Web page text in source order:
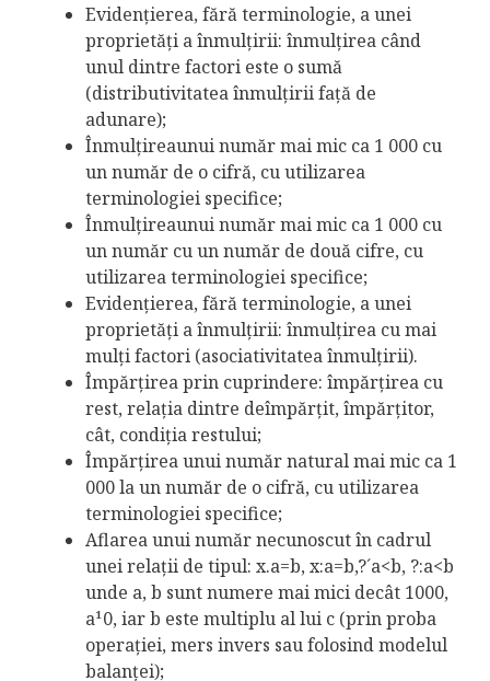
Evidenţierea, fără terminologie, a unei
proprietăţi a înmulţirii: înmulţirea când
unul dintre factori este o sumă
(distributivitatea înmulţirii faţă de
adunare);
Înmulţireaunui număr mai mic ca 1 000 cu
un număr de o cifră, cu utilizarea
terminologiei specifice;
Înmulţireaunui număr mai mic ca 1 000 cu
un număr cu un număr de două cifre, cu
utilizarea terminologiei specifice;
Evidenţierea, fără terminologie, a unei
proprietăţi a înmulţirii: înmulţirea cu mai
mulţi factori (asociativitatea înmulţirii).
Împărţirea prin cuprindere: împărţirea cu
rest, relaţia dintre deîmpărţit, împărţitor,
cât, condiţia restului;
Împărţirea unui număr natural mai mic ca 1
000 la un număr de o cifră, cu utilizarea
terminologiei specifice;
Aflarea unui număr necunoscut în cadrul
unei relaţii de tipul: x.a=b, x:a=b,?´a<b, ?:a<b
unde a, b sunt numere mai mici decât 1000,
a¹0, iar b este multiplu al lui c (prin proba
operaţiei, mers invers sau folosind modelul
balanţei);